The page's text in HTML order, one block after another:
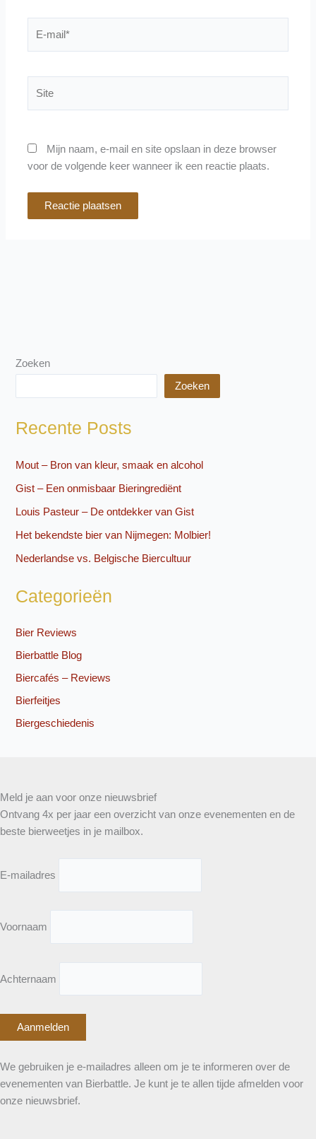
Mijn naam, e-mail en site opslaan in deze browser
voor de volgende keer wanneer ik een reactie plaats.
Zoeken
Zoeken
Recente Posts
Mout – Bron van kleur, smaak en alcohol
Gist – Een onmisbaar Bieringrediënt
Louis Pasteur – De ontdekker van Gist
Het bekendste bier van Nijmegen: Molbier!
Nederlandse vs. Belgische Biercultuur
Categorieën
Bier Reviews
Bierbattle Blog
Biercafés – Reviews
Bierfeitjes
Biergeschiedenis
Meld je aan voor onze nieuwsbrief
Ontvang 4x per jaar een overzicht van onze evenementen en de
beste bierweetjes in je mailbox.
E-mailadres
Voornaam
Achternaam
We gebruiken je e-mailadres alleen om je te informeren over de
evenementen van Bierbattle. Je kunt je te allen tijde afmelden voor
onze nieuwsbrief.